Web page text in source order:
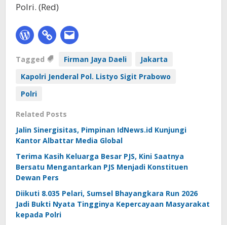
Polri. (Red)
Tagged Firman Jaya Daeli
Jakarta
Kapolri Jenderal Pol. Listyo Sigit Prabowo
Polri
Related Posts
Jalin Sinergisitas, Pimpinan IdNews.id Kunjungi
Kantor Albattar Media Global
Terima Kasih Keluarga Besar PJS, Kini Saatnya
Bersatu Mengantarkan PJS Menjadi Konstituen
Dewan Pers
Diikuti 8.035 Pelari, Sumsel Bhayangkara Run 2026
Jadi Bukti Nyata Tingginya Kepercayaan Masyarakat
kepada Polri